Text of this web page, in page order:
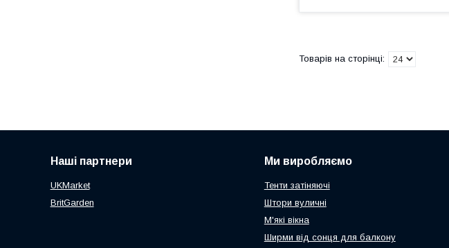
Наші партнери
UKMarket
BritGarden
Ми виробляємо
Тенти затіняючі
Штори вуличні
М'які вікна
Ширми від сонця для балкону